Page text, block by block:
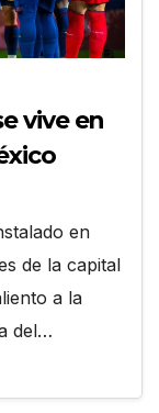
vive en
en
de la capital
a la
del…